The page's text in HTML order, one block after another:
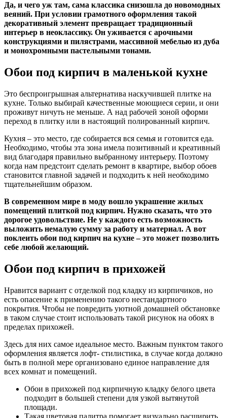
Да, и чего уж там, сама классика снизошла до новомодных
веяний. При условии грамотного оформления такой
декоративный элемент превращает традиционный
интерьер в неоклассику. Он уживается с арочными
конструкциями и пилястрами, массивной мебелью из дуба
и монохромными пастельными тонами.
Обои под кирпич в маленькой кухне
Это беспроигрышная альтернатива наскучившей плитке на
кухне. Только выбирай качественные моющиеся серии, и они
проживут ничуть не меньше. А над рабочей зоной оформи
переход в плитку или в настоящий полированный кирпич.
Кухня – это место, где собирается вся семья и готовится еда.
Необходимо, чтобы эта зона имела позитивный и креативный
вид благодаря правильно выбранному интерьеру. Поэтому
когда нам предстоит сделать ремонт в квартире, выбор обоев
становится главной задачей и подходить к ней необходимо
тщательнейшим образом.
В современном мире в моду вошло украшение жилых
помещений плиткой под кирпич. Нужно сказать, что это
дорогое удовольствие. Не у каждого есть возможность
выложить немалую сумму за работу и материал. А вот
поклеить обои под кирпич на кухне – это может позволить
себе любой желающий.
Обои под кирпич в прихожей
Нравится вариант с отделкой под кладку из кирпичиков, но
есть опасение к применению такого нестандартного
покрытия. Чтобы не повредить уютной домашней обстановке
в таком случае стоит использовать такой рисунок на обоях в
пределах прихожей.
Здесь для них самое идеальное место. Важным пунктом такого
оформления является лофт- стилистика, в случае когда должно
быть в полной мере организовано единое направление для
всех комнат и помещений.
Обои в прихожей под кирпичную кладку белого цвета
подходит в большей степени для узкой вытянутой
площади.
Такая цветовая палитра помогает визуально расширить